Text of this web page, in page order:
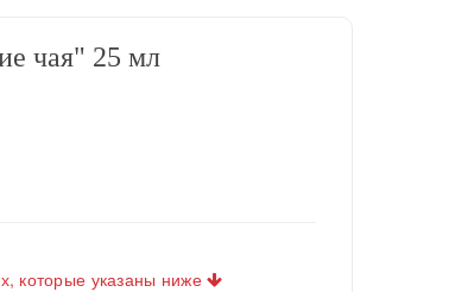
чая" 25 мл
которые указаны ниже